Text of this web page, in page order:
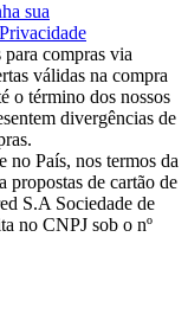
sua
para compras via
válidas na compra
o término dos nossos
divergências de
no País, nos termos da
propostas de cartão de
S.A Sociedade de
no CNPJ sob o nº